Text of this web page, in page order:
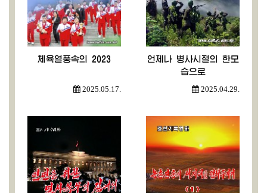
체육열풍속의 2023
2025.05.17.
언제나 병사시절의 한모
습으로
2025.04.29.